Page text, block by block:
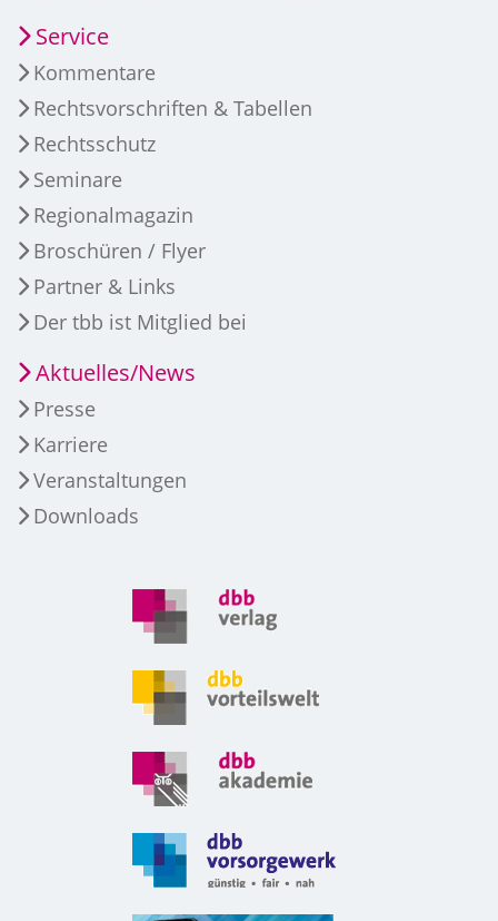
Service
Kommentare
Rechtsvorschriften & Tabellen
Rechtsschutz
Seminare
Regionalmagazin
Broschüren / Flyer
Partner & Links
Der tbb ist Mitglied bei
Aktuelles/News
Presse
Karriere
Veranstaltungen
Downloads